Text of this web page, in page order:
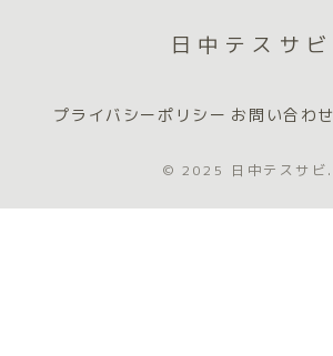
日中テスサビ
プライバシーポリシー お問い合わせ
© 2025 日中テスサビ.